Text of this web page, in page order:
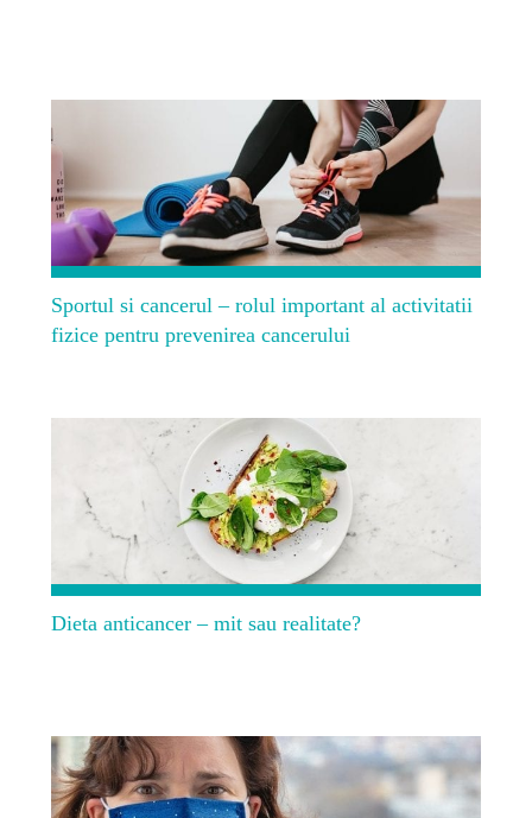
Sportul si cancerul – rolul important al activitatii
fizice pentru prevenirea cancerului
Dieta anticancer – mit sau realitate?